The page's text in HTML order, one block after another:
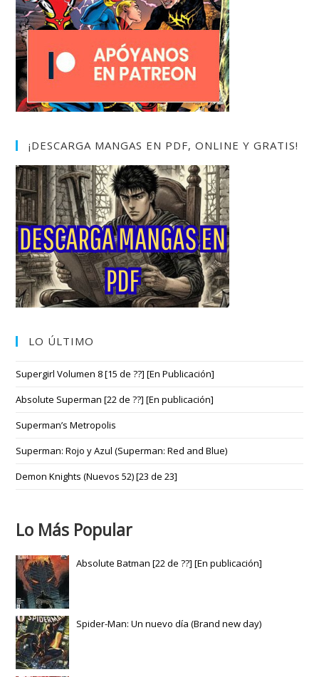
¡DESCARGA MANGAS EN PDF, ONLINE Y GRATIS!
LO ÚLTIMO
Supergirl Volumen 8 [15 de ??] [En Publicación]
Absolute Superman [22 de ??] [En publicación]
Superman’s Metropolis
Superman: Rojo y Azul (Superman: Red and Blue)
Demon Knights (Nuevos 52) [23 de 23]
Lo Más Popular
Absolute Batman [22 de ??] [En publicación]
Spider-Man: Un nuevo día (Brand new day)